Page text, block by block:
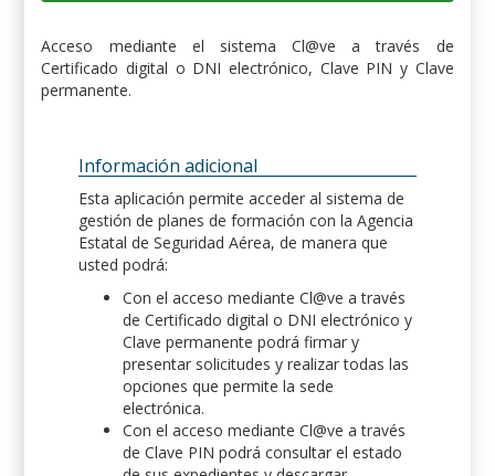
Acceso mediante el sistema Cl@ve a través de
Certificado digital o DNI electrónico, Clave PIN y Clave
permanente.
Información adicional
Esta aplicación permite acceder al sistema de
gestión de planes de formación con la Agencia
Estatal de Seguridad Aérea, de manera que
usted podrá:
Con el acceso mediante Cl@ve a través
de Certificado digital o DNI electrónico y
Clave permanente podrá firmar y
presentar solicitudes y realizar todas las
opciones que permite la sede
electrónica.
Con el acceso mediante Cl@ve a través
de Clave PIN podrá consultar el estado